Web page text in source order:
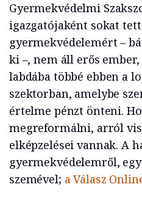
Gyermekvédelmi
igazgatójaként sokat
gyermekvédelemért –
ki –, nem áll erős
labdába többé ebben a
szektorban, amelybe
értelme pénzt önteni.
megreformálni, arról
elképzelései vannak. A
gyermekvédelemről,
szemével; a Válasz